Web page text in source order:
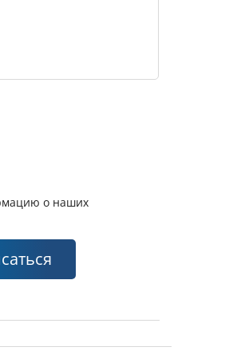
о наших